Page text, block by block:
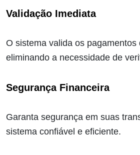
Validação Imediata
O sistema valida os pagamentos
eliminando a necessidade de
Segurança Financeira
Garanta segurança em suas
sistema confiável e eficiente.